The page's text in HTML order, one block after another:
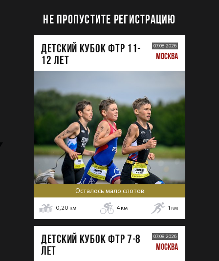
НЕ ПРОПУСТИТЕ РЕГИСТРАЦИЮ
ДЕТСКИЙ КУБОК ФТР 11-
12 лет
07.08.2026
МОСКВА
Осталось мало слотов
0,20 км 4км 1 км
ДЕТСКИЙ КУБОК ФТР 7-8
лет
07.08.2026
МОСКВА